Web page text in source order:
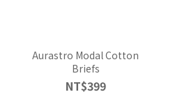
Aurastro Modal Cotton
Briefs
NT$399